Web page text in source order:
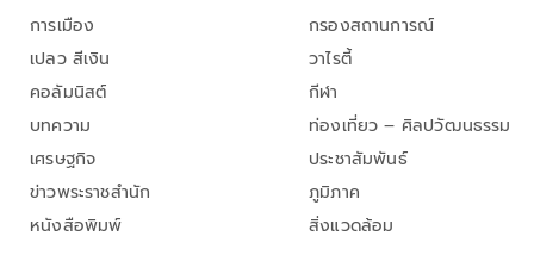
การเมือง
เปลว สีเงิน
คอลัมนิสต์
บทความ
เศรษฐกิจ
ข่าวพระราชสำนัก
หนังสือพิมพ์
กรองสถานการณ์
วาไรตี้
กีฬา
ท่องเที่ยว – ศิลปวัฒนธรรม
ประชาสัมพันธ์
ภูมิภาค
สิ่งแวดล้อม